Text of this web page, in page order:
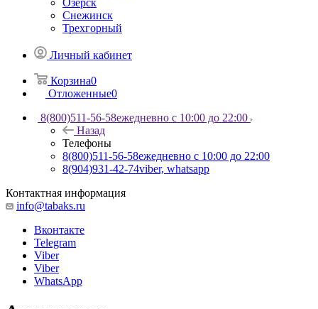
Озерск
Снежинск
Трехгорный
Личный кабинет
Корзина0
Отложенные0
8(800)511-56-58ежедневно с 10:00 до 22:00
Назад
Телефоны
8(800)511-56-58ежедневно с 10:00 до 22:00
8(904)931-42-74viber, whatsapp
Контактная информация
info@tabaks.ru
Вконтакте
Telegram
Viber
Viber
WhatsApp